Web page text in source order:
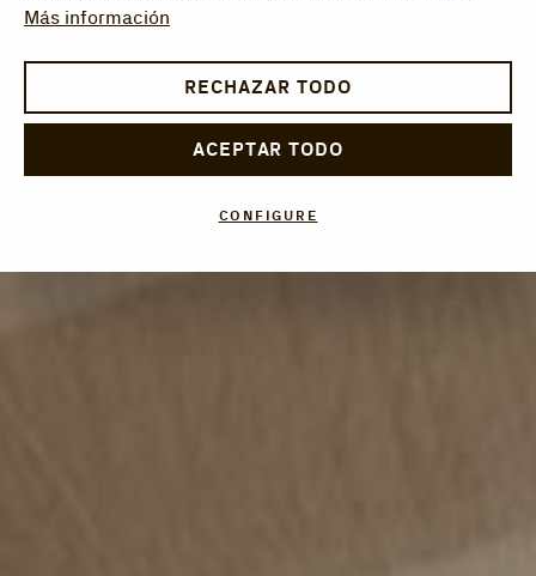
Más información
RECHAZAR TODO
ACEPTAR TODO
CONFIGURE